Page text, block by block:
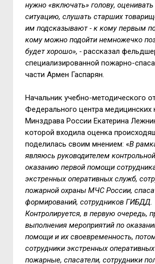
нужно «включать» голову,
ситуацию, слушать старших
им подсказывают - к кому первым
кому можно подойти немножечко
будет хорошо», -рассказал
специализированной пожарно-
части Армен Гаспарян.
Начальник учебно-методического
Федерального центра медицинских
Минздрава России Екатерина
которой входила оценка
поделилась своим мнением: «В
являюсь руководителем
оказанию первой помощи
экстренных оперативных служб,
пожарной охраны МЧС России,
формирований, сотрудников ГИБДД.
Контролируется, в первую очередь,
выполнения мероприятий по
помощи и их своевременность,
сотрудники экстренных
пожарные, спасатели, сотрудники